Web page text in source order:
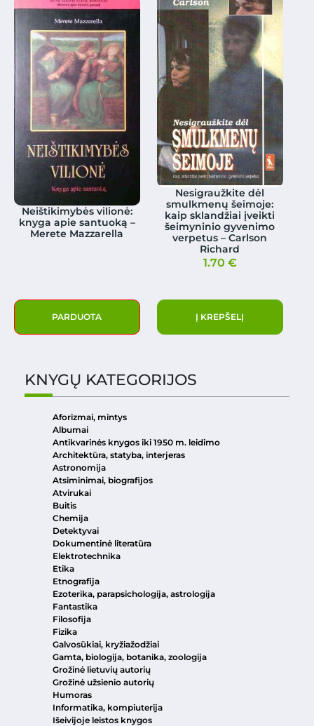
Neištikimybės vilionė:
knyga apie santuoką –
Merete Mazzarella
PARDUOTA
Nesigraužkite dėl
smulkmenų šeimoje:
kaip sklandžiai įveikti
šeimyninio gyvenimo
verpetus – Carlson
Richard
1.70 €
Į KREPŠELĮ
KNYGŲ KATEGORIJOS
Aforizmai, mintys
Albumai
Antikvarinės knygos iki 1950 m. leidimo
Architektūra, statyba, interjeras
Astronomija
Atsiminimai, biografijos
Atvirukai
Buitis
Chemija
Detektyvai
Dokumentinė literatūra
Elektrotechnika
Etika
Etnografija
Ezoterika, parapsichologija, astrologija
Fantastika
Filosofija
Fizika
Galvosūkiai, kryžiažodžiai
Gamta, biologija, botanika, zoologija
Grožinė lietuvių autorių
Grožinė užsienio autorių
Humoras
Informatika, kompiuterija
Išeivijoje leistos knygos